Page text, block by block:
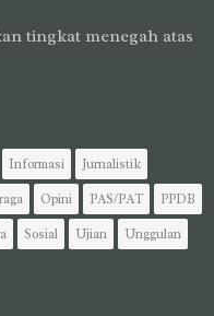
tingkat menegah atas
Informasi
Jurnalistik
Opini PAS/PAT
PPDB
Sosial Ujian
Unggulan